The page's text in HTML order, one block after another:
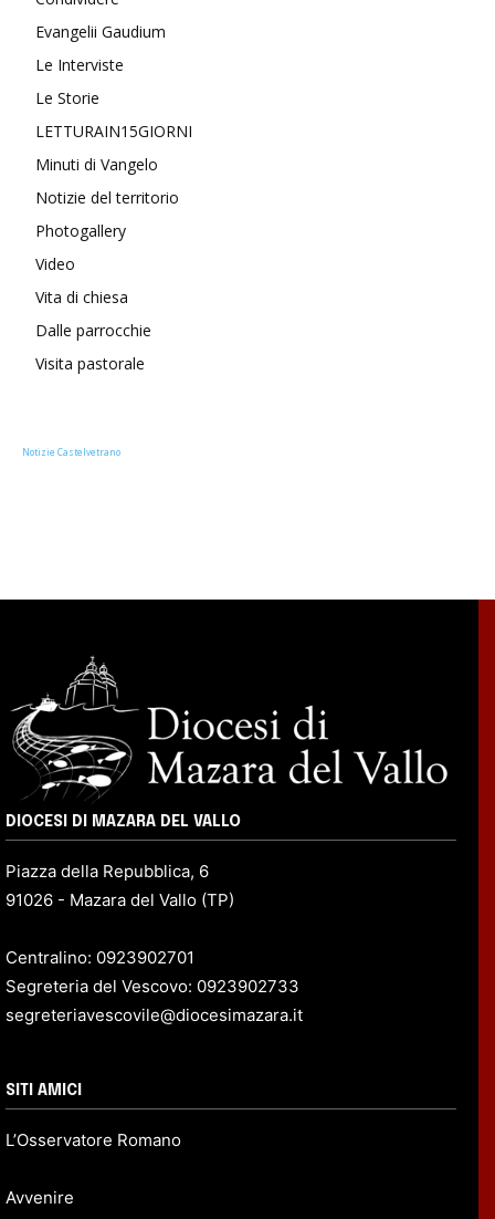
Evangelii Gaudium
Le Interviste
Le Storie
LETTURAIN15GIORNI
Minuti di Vangelo
Notizie del territorio
Photogallery
Video
Vita di chiesa
Dalle parrocchie
Visita pastorale
Notizie Castelvetrano
DIOCESI DI MAZARA DEL VALLO
Piazza della Repubblica, 6
91026 - Mazara del Vallo (TP)
Centralino: 0923902701
Segreteria del Vescovo: 0923902733
segreteriavescovile@diocesimazara.it
SITI AMICI
L’Osservatore Romano
Avvenire